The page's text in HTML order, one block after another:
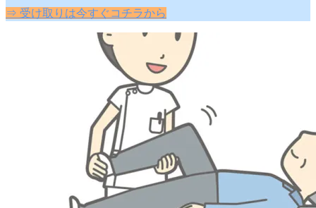
⇒ 受け取りは今すぐコチラから